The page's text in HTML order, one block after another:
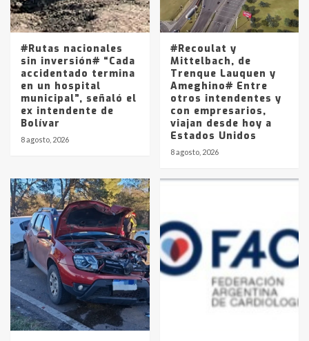
5
Los precios de los combustibles en
La Pampa, desde YPF hasta Axion
entre 857 a 1338 pesos
#Rutas nacionales
sin inversión# “Cada
accidentado termina
en un hospital
municipal”, señaló el
ex intendente de
Bolívar
8 agosto, 2026
#Recoulat y
Mittelbach, de
Trenque Lauquen y
Ameghino# Entre
otros intendentes y
con empresarios,
viajan desde hoy a
Estados Unidos
8 agosto, 2026